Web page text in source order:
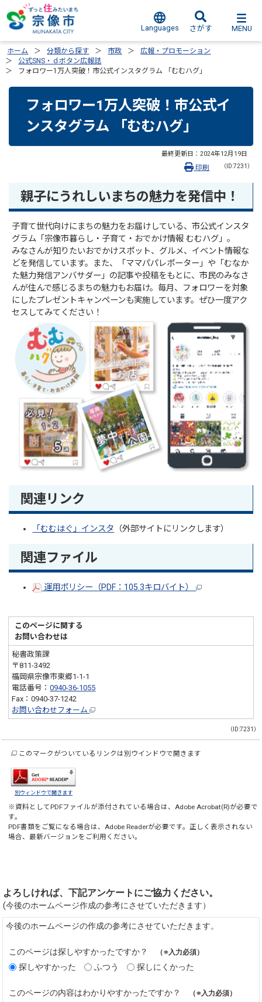
Languages さがす MENU
ホーム 分類から探す 市政
広報・プロモーション
公式SNS・ｄボタン広報誌
フォロワー1万人突破！市公式インスタグラム 「むむハグ」
フォロワー1万人突破！市公式イ
ンスタグラム 「むむハグ」
最終更新日： 2024年12月19日
（ID:7231）
印刷
親子にうれしいまちの魅力を発信中！
子育て世代向けにまちの魅力をお届けしている、市公式インスタ
グラム「宗像市暮らし・子育て・おでかけ情報 むむハグ」。
みなさんが知りたいおでかけスポット、グルメ、イベント情報な
どを発信しています。また、「ママパパレポーター」や「むなか
た魅力発信アンバサダー」の記事や投稿をもとに、市民のみなさ
んが住んで感じるまちの魅力もお届け。毎月、フォロワーを対象
にしたプレゼントキャンペーンも実施しています。ぜひ一度アク
セスしてみてください！
関連リンク
「むむはぐ」インスタ （外部サイトにリンクします）
関連ファイル
運用ポリシー（PDF：105.3キロバイト）
このページに関する
お問い合わせは
秘書政策課
〒811-3492
福岡県宗像市東郷1-1-1
電話番号：0940-36-1055
Fax：0940-37-1242
お問い合わせフォーム
（ID:7231）
このマークがついているリンクは別ウインドウで開きます
別ウィンドウで開きます
※資料としてPDFファイルが添付されている場合は、Adobe Acrobat(R)が必要で
す。
PDF書類をご覧になる場合は、Adobe Readerが必要です。正しく表示されない
場合、最新バージョンをご利用ください。